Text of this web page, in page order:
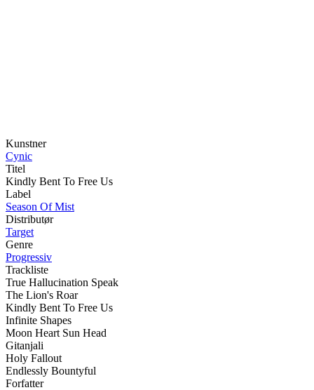
Kunstner
Cynic
Titel
Kindly Bent To Free Us
Label
Season Of Mist
Distributør
Target
Genre
Progressiv
Trackliste
True Hallucination Speak
The Lion's Roar
Kindly Bent To Free Us
Infinite Shapes
Moon Heart Sun Head
Gitanjali
Holy Fallout
Endlessly Bountyful
Forfatter